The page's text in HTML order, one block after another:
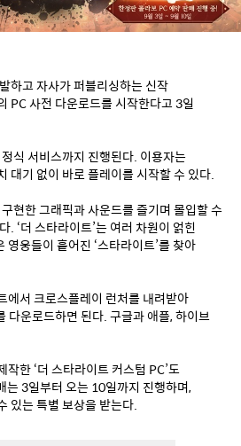
하고 자사가 퍼블리싱하는 신작
PC 사전 다운로드를 시작한다고 3일
식 서비스까지 진행된다. 이용자는
대기 없이 바로 플레이를 시작할 수 있다.
현한 그래픽과 사운드를 즐기며 몰입할 수
. ‘더 스타라이트’는 여러 차원이 얽힌
웅들이 흩어진 ‘스타라이트’를 찾아
에서 크로스플레이 런처를 내려받아
다운로드하면 된다. 구글과 애플, 하이브
한 ‘더 스타라이트 커스텀 PC’도
는 3일부터 오는 10일까지 진행하며,
있는 특별 보상을 받는다.